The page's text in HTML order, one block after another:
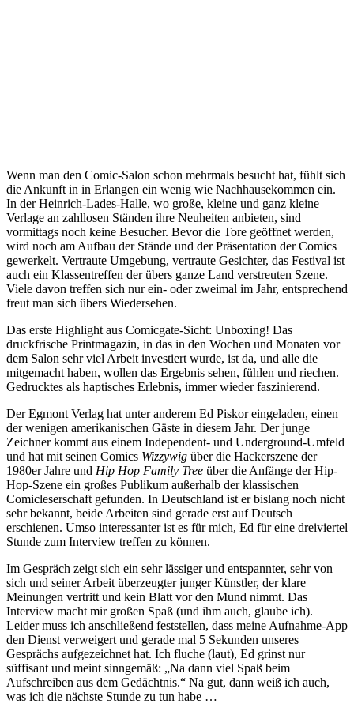
Wenn man den Comic-Salon schon mehrmals besucht hat, fühlt sich
die Ankunft in in Erlangen ein wenig wie Nachhausekommen ein.
In der Heinrich-Lades-Halle, wo große, kleine und ganz kleine
Verlage an zahllosen Ständen ihre Neuheiten anbieten, sind
vormittags noch keine Besucher. Bevor die Tore geöffnet werden,
wird noch am Aufbau der Stände und der Präsentation der Comics
gewerkelt. Vertraute Umgebung, vertraute Gesichter, das Festival ist
auch ein Klassentreffen der übers ganze Land verstreuten Szene.
Viele davon treffen sich nur ein- oder zweimal im Jahr, entsprechend
freut man sich übers Wiedersehen.
Das erste Highlight aus Comicgate-Sicht: Unboxing! Das
druckfrische Printmagazin, in das in den Wochen und Monaten vor
dem Salon sehr viel Arbeit investiert wurde, ist da, und alle die
mitgemacht haben, wollen das Ergebnis sehen, fühlen und riechen.
Gedrucktes als haptisches Erlebnis, immer wieder faszinierend.
Der Egmont Verlag hat unter anderem Ed Piskor eingeladen, einen
der wenigen amerikanischen Gäste in diesem Jahr. Der junge
Zeichner kommt aus einem Independent- und Underground-Umfeld
und hat mit seinen Comics Wizzywig über die Hackerszene der
1980er Jahre und Hip Hop Family Tree über die Anfänge der Hip-
Hop-Szene ein großes Publikum außerhalb der klassischen
Comicleserschaft gefunden. In Deutschland ist er bislang noch nicht
sehr bekannt, beide Arbeiten sind gerade erst auf Deutsch
erschienen. Umso interessanter ist es für mich, Ed für eine dreiviertel
Stunde zum Interview treffen zu können.
Im Gespräch zeigt sich ein sehr lässiger und entspannter, sehr von
sich und seiner Arbeit überzeugter junger Künstler, der klare
Meinungen vertritt und kein Blatt vor den Mund nimmt. Das
Interview macht mir großen Spaß (und ihm auch, glaube ich).
Leider muss ich anschließend feststellen, dass meine Aufnahme-App
den Dienst verweigert und gerade mal 5 Sekunden unseres
Gesprächs aufgezeichnet hat. Ich fluche (laut), Ed grinst nur
süffisant und meint sinngemäß: „Na dann viel Spaß beim
Aufschreiben aus dem Gedächtnis.“ Na gut, dann weiß ich auch,
was ich die nächste Stunde zu tun habe …